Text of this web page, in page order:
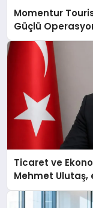
Momentur
Güçlü
Ticaret ve
Mehmet Ulutaş,
açıklamada